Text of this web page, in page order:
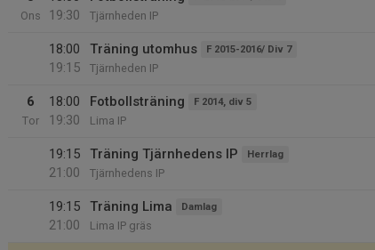
Ons
19:30
Tjärnheden IP
18:00
19:15
Träning utomhus F 2015-2016/ Div 7
Tjärnheden IP
6
Tor
18:00
19:30
Fotbollsträning F 2014, div 5
Lima IP
19:15
21:00
Träning Tjärnhedens IP Herrlag
Tjärnhedens IP
19:15
21:00
Träning Lima Damlag
Lima IP gräs